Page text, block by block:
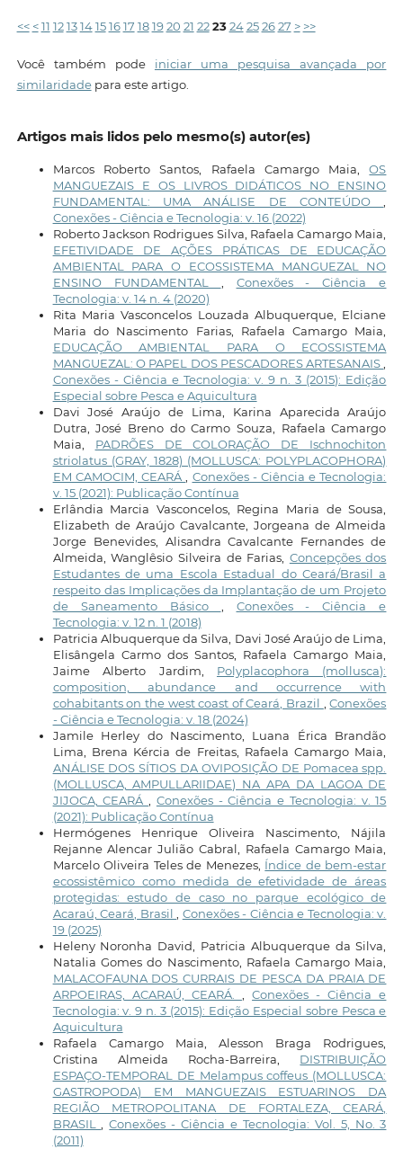
<< < 11 12 13 14 15 16 17 18 19 20 21 22 23 24 25 26 27 > >>
Você também pode iniciar uma pesquisa avançada por
similaridadepara este artigo.
Artigos mais lidos pelo mesmo(s) autor(es)
Marcos Roberto Santos, Rafaela Camargo Maia,OS
MANGUEZAIS E OS LIVROS DIDÁTICOS NO ENSINO
FUNDAMENTAL: UMA ANÁLISE DE CONTEÚDO,
Conexões - Ciência e Tecnologia: v. 16 (2022)
Roberto Jackson Rodrigues Silva, Rafaela Camargo Maia,
EFETIVIDADE DE AÇÕES PRÁTICAS DE EDUCAÇÃO
AMBIENTAL PARA O ECOSSISTEMA MANGUEZAL NO
ENSINO FUNDAMENTAL , Conexões - Ciência e
Tecnologia: v. 14 n. 4 (2020)
Rita Maria Vasconcelos Louzada Albuquerque, Elciane
Maria do Nascimento Farias, Rafaela Camargo Maia,
EDUCAÇÃO AMBIENTAL PARA O ECOSSISTEMA
MANGUEZAL: O PAPEL DOS PESCADORES ARTESANAIS,
Conexões - Ciência e Tecnologia: v. 9 n. 3 (2015): Edição
Especial sobre Pesca e Aquicultura
Davi José Araújo de Lima, Karina Aparecida Araújo
Dutra, José Breno do Carmo Souza, Rafaela Camargo
Maia, PADRÕES DE COLORAÇÃO DE Ischnochiton
striolatus (GRAY, 1828) (MOLLUSCA: POLYPLACOPHORA)
EM CAMOCIM, CEARÁ, Conexões - Ciência e Tecnologia:
v. 15 (2021): Publicação Contínua
Erlândia Marcia Vasconcelos, Regina Maria de Sousa,
Elizabeth de Araújo Cavalcante, Jorgeana de Almeida
Jorge Benevides, Alisandra Cavalcante Fernandes de
Almeida, Wanglêsio Silveira de Farias, Concepções dos
Estudantes de uma Escola Estadual do Ceará/Brasil a
respeito das Implicações da Implantação de um Projeto
de Saneamento Básico , Conexões - Ciência e
Tecnologia: v. 12 n. 1 (2018)
Patricia Albuquerque da Silva, Davi José Araújo de Lima,
Elisângela Carmo dos Santos, Rafaela Camargo Maia,
Jaime Alberto Jardim, Polyplacophora (mollusca):
composition, abundance and occurrence with
cohabitants on the west coast of Ceará, Brazil ,Conexões
- Ciência e Tecnologia: v. 18 (2024)
Jamile Herley do Nascimento, Luana Érica Brandão
Lima, Brena Kércia de Freitas, Rafaela Camargo Maia,
ANÁLISE DOS SÍTIOS DA OVIPOSIÇÃO DE Pomacea spp.
(MOLLUSCA, AMPULLARIIDAE) NA APA DA LAGOA DE
JIJOCA, CEARÁ, Conexões - Ciência e Tecnologia: v. 15
(2021): Publicação Contínua
Hermógenes Henrique Oliveira Nascimento, Nájila
Rejanne Alencar Julião Cabral, Rafaela Camargo Maia,
Marcelo Oliveira Teles de Menezes, Índice de bem-estar
ecossistêmico como medida de efetividade de áreas
protegidas: estudo de caso no parque ecológico de
Acaraú, Ceará, Brasil, Conexões - Ciência e Tecnologia: v.
19 (2025)
Heleny Noronha David, Patricia Albuquerque da Silva,
Natalia Gomes do Nascimento, Rafaela Camargo Maia,
MALACOFAUNA DOS CURRAIS DE PESCA DA PRAIA DE
ARPOEIRAS, ACARAÚ, CEARÁ. ,Conexões - Ciência e
Tecnologia: v. 9 n. 3 (2015): Edição Especial sobre Pesca e
Aquicultura
Rafaela Camargo Maia, Alesson Braga Rodrigues,
Cristina Almeida Rocha-Barreira, DISTRIBUIÇÃO
ESPAÇO-TEMPORAL DE Melampus coffeus (MOLLUSCA:
GASTROPODA) EM MANGUEZAIS ESTUARINOS DA
REGIÃO METROPOLITANA DE FORTALEZA, CEARÁ,
BRASIL,Conexões - Ciência e Tecnologia: Vol. 5, No. 3
(2011)